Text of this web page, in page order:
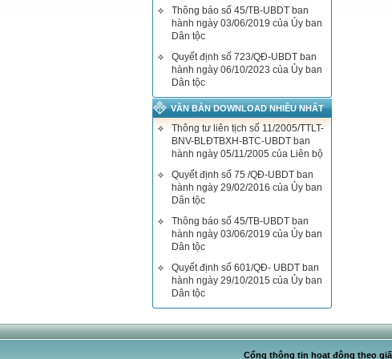
Thông báo số 45/TB-UBDT ban
hành ngày 03/06/2019 của Ủy ban
Dân tộc
Quyết định số 723/QĐ-UBDT ban
hành ngày 06/10/2023 của Ủy ban
Dân tộc
VĂN BẢN DOWNLOAD NHIỀU NHẤT
Thông tư liên tịch số 11/2005/TTLT-
BNV-BLĐTBXH-BTC-UBDT ban
hành ngày 05/11/2005 của Liên bộ
Quyết định số 75 /QĐ-UBDT ban
hành ngày 29/02/2016 của Ủy ban
Dân tộc
Thông báo số 45/TB-UBDT ban
hành ngày 03/06/2019 của Ủy ban
Dân tộc
Quyết định số 601/QĐ- UBDT ban
hành ngày 29/10/2015 của Ủy ban
Dân tộc
Cổng thông tin hoạt động theo